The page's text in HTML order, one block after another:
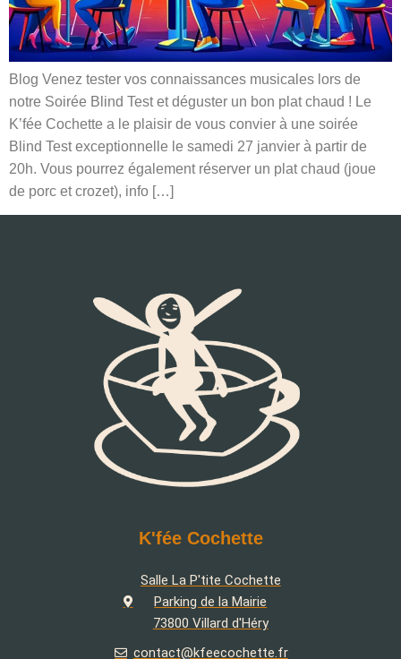
Blog Venez tester vos connaissances musicales lors de
notre Soirée Blind Test et déguster un bon plat chaud ! Le
K’fée Cochette a le plaisir de vous convier à une soirée
Blind Test exceptionnelle le samedi 27 janvier à partir de
20h. Vous pourrez également réserver un plat chaud (joue
de porc et crozet), info […]
K'fée Cochette
Salle La P'tite Cochette
Parking de la Mairie
73800 Villard d'Héry
contact@kfeecochette.fr